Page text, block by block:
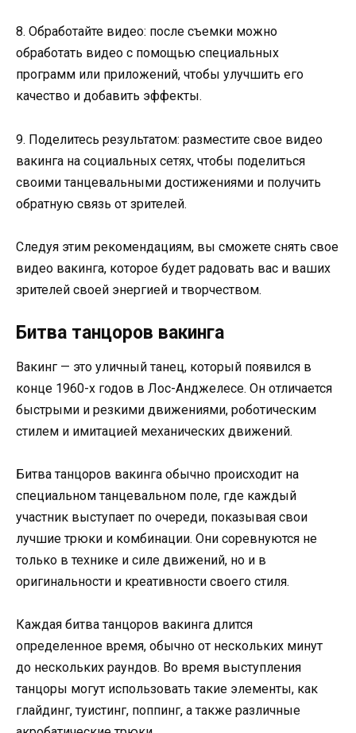
8. Обработайте видео: после съемки можно
обработать видео с помощью специальных
программ или приложений, чтобы улучшить его
качество и добавить эффекты.
9. Поделитесь результатом: разместите свое видео
вакинга на социальных сетях, чтобы поделиться
своими танцевальными достижениями и получить
обратную связь от зрителей.
Следуя этим рекомендациям, вы сможете снять свое
видео вакинга, которое будет радовать вас и ваших
зрителей своей энергией и творчеством.
Битва танцоров вакинга
Вакинг — это уличный танец, который появился в
конце 1960-х годов в Лос-Анджелесе. Он отличается
быстрыми и резкими движениями, роботическим
стилем и имитацией механических движений.
Битва танцоров вакинга обычно происходит на
специальном танцевальном поле, где каждый
участник выступает по очереди, показывая свои
лучшие трюки и комбинации. Они соревнуются не
только в технике и силе движений, но и в
оригинальности и креативности своего стиля.
Каждая битва танцоров вакинга длится
определенное время, обычно от нескольких минут
до нескольких раундов. Во время выступления
танцоры могут использовать такие элементы, как
глайдинг, туистинг, поппинг, а также различные